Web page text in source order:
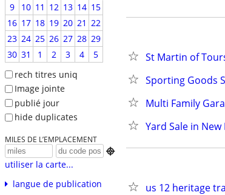
9
10 11 12 13 14 15
16 17 18 19 20 21 22
23 24 25 26 27 28 29
30 31 1 2 3 4
5
rech titres uniq
Image jointe
publié jour
hide duplicates
MILES DE L’EMPLACEMENT

utiliser la carte...
langue de publication
St Martin of
Sporting Goods
Multi Family
Yard Sale in
us 12 heritage